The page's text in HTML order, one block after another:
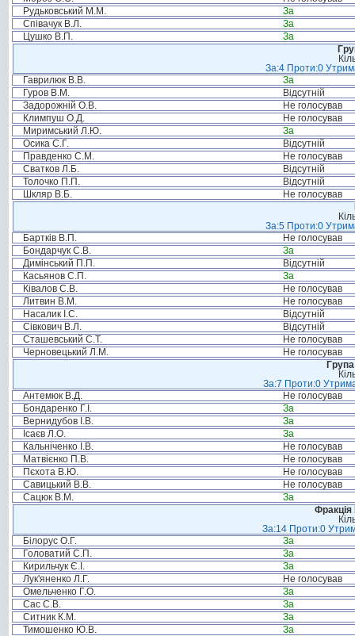
Рудьковський М.М.
За
Співачук В.Л.
За
Цушко В.П.
За
За:4 Проти:0
Гаврилюк В.В.
За
Гуров В.М.
Відсутній
Задорожній О.В.
Не голосував
Климпуш О.Д.
Не голосував
Миримський Л.Ю.
За
Осика С.Г.
Відсутній
Правденко С.М.
Не голосував
Сватков Л.Б.
Відсутній
Толочко П.П.
Відсутній
Шкляр В.Б.
Не голосував
За:5 Проти:0
Бартків В.П.
Не голосував
Бондарчук С.В.
За
Димінський П.П.
Відсутній
Касьянов С.П.
За
Ківалов С.В.
Не голосував
Литвин В.М.
Не голосував
Насалик І.С.
Відсутній
Сівкович В.Л.
Відсутній
Сташевський С.Т.
Не голосував
Черновецький Л.М.
Не голосував
За:7 Проти:0
Антемюк В.Д.
Не голосував
Бондаренко Г.І.
За
Вернидубов І.В.
За
Ісаєв Л.О.
За
Кальніченко І.В.
Не голосував
Матвієнко П.В.
Не голосував
Пєхота В.Ю.
Не голосував
Савицький В.В.
Не голосував
Сацюк В.М.
За
За:14 Проти:0
Білорус О.Г.
За
Головатий С.П.
За
Кирильчук Є.І.
За
Лук'яненко Л.Г.
Не голосував
Омельченко Г.О.
За
Сас С.В.
За
Ситник К.М.
За
Тимошенко Ю.В.
За